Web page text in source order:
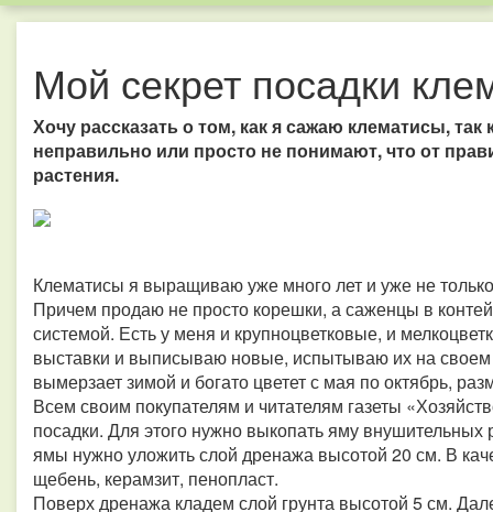
Мой секрет посадки
Хочу рассказать о том, как я сажаю клематисы,
неправильно или просто не понимают, что от
растения.
Клематисы я выращиваю уже много лет и уже не
Причем продаю не просто корешки, а саженцы в
системой. Есть у меня и крупноцветковые, и
выставки и выписываю новые, испытываю их на своем
вымерзает зимой и богато цветет с мая по октябрь,
Всем своим покупателям и читателям газеты
посадки. Для этого нужно выкопать яму
ямы нужно уложить слой дренажа высотой 20 см. В
щебень, керамзит, пенопласт.
Поверх дренажа кладем слой грунта высотой 5 см.